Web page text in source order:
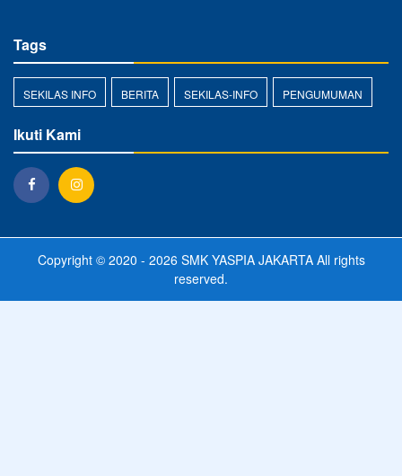
Tags
SEKILAS INFO BERITA SEKILAS-INFO PENGUMUMAN
Ikuti Kami
Copyright © 2020 - 2026 SMK YASPIA JAKARTAAll rights
reserved.